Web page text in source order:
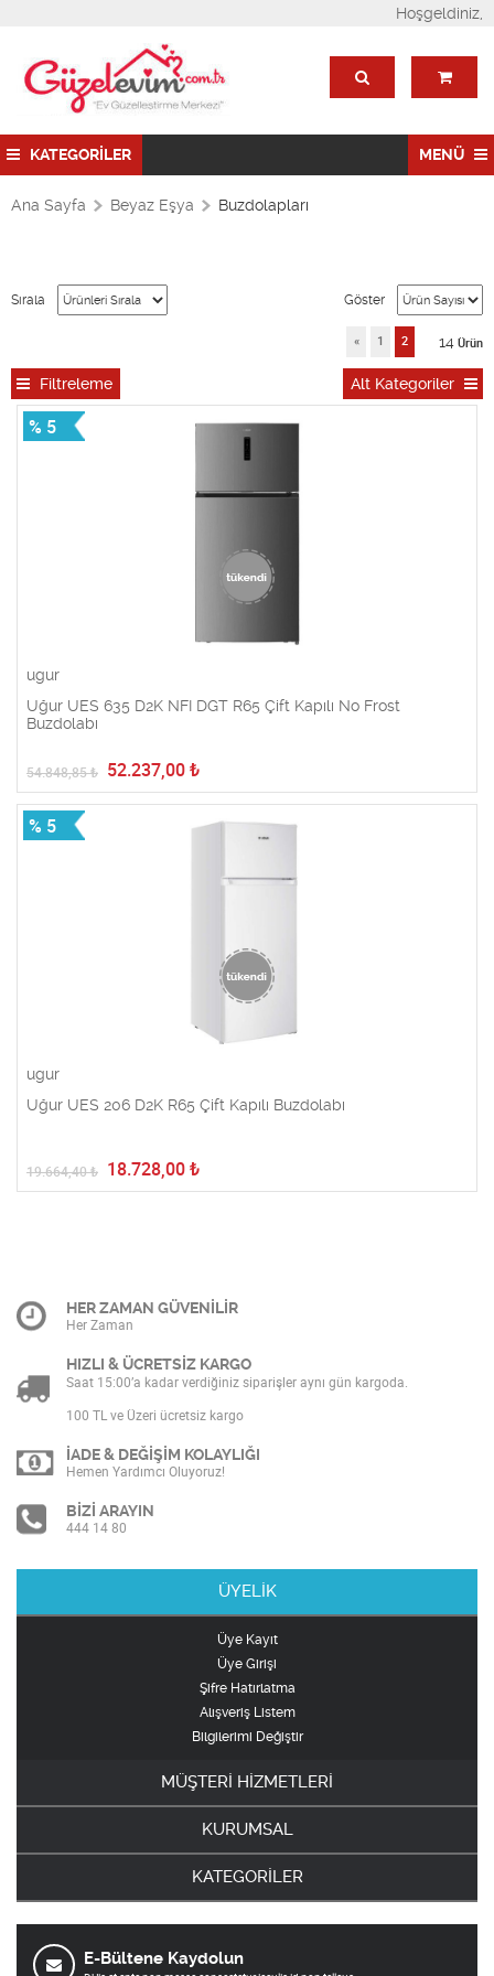
Hoşgeldiniz,
KATEGORİLER MENÜ
Ana Sayfa Beyaz Eşya Buzdolapları
Sırala Göster
14 Ürün
« 1 2
Filtreleme Alt Kategoriler
% 5
ugur
Uğur UES 635 D2K NFI DGT R65 Çift Kapılı No Frost
Buzdolabı
54.848,85₺ 52.237,00 ₺
% 5
ugur
Uğur UES 206 D2K R65 Çift Kapılı Buzdolabı
19.664,40₺ 18.728,00 ₺
HER ZAMAN GÜVENİLİR
Her Zaman
HIZLI & ÜCRETSİZ KARGO
Saat 15:00’a kadar verdiğiniz siparişler aynı gün kargoda.
100 TL ve Üzeri ücretsiz kargo
İADE & DEĞİŞİM KOLAYLIĞI
Hemen Yardımcı Oluyoruz!
BİZİ ARAYIN
444 14 80
ÜYELİK
Üye Kayıt
Üye Girişi
Şifre Hatırlatma
Alışveriş Listem
Bilgilerimi Değiştir
MÜŞTERİ HİZMETLERİ
KURUMSAL
KATEGORİLER
E-Bültene Kaydolun